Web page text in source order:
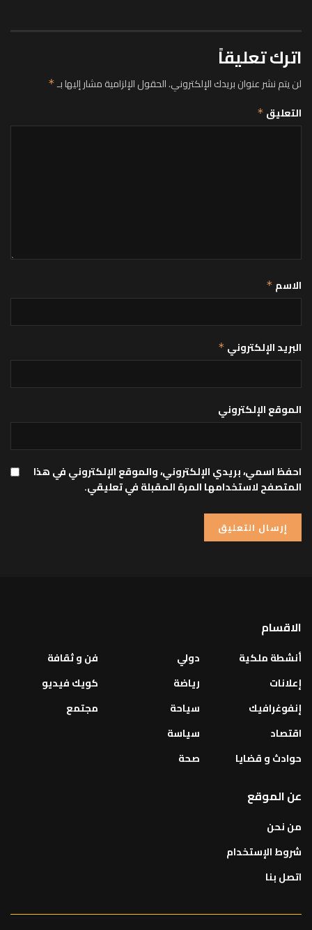
اترك تعليقاً
لن يتم نشر عنوان بريدك الإلكتروني.الحقول الإلزامية مشار إليها بـ*
التعليق *
الاسم *
البريد الإلكتروني *
الموقع الإلكتروني
احفظ اسمي، بريدي الإلكتروني، والموقع الإلكتروني في هذا
المتصفح لاستخدامها المرة المقبلة في تعليقي.
الاقسام
أنشطة ملكية
إعلانات
إنفوغرافيك
اقتصاد
حوادث و قضايا
دولي
رياضة
سياحة
سياسة
صحة
فن و ثقافة
كويك فيديو
مجتمع
عن الموقع
من نحن
شروط الإستخدام
اتصل بنا